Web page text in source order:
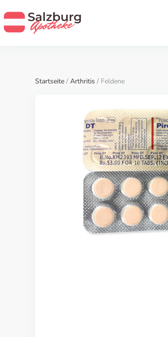
Startseite / Arthritis / Feldene